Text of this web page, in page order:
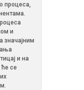
процеса,
и
значајним
и на
ће се